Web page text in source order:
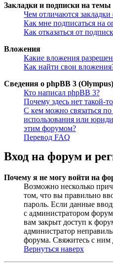
Закладки и подписки на темы
Чем отличаются закладки
Как мне подписаться на
Как отказаться от
Вложения
Какие вложения
Как найти свои
Сведения о phpBB 3 (Olympus)
Кто написал phpBB 3?
Почему здесь нет такой-
С кем можно связаться
использования или
этим форумом?
Перевод FAQ
Вход на форум и
Почему я не могу войти на
Возможно несколько
том, что вы правильно
пароль. Если данные
с администратором
вам закрыт доступ к
администратор
форума. Свяжитесь с ним
Вернуться наверх